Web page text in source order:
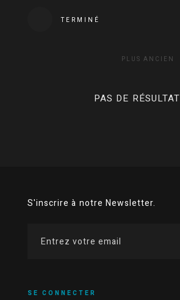
TERMINÉ
PLUS ANCIEN
PAS DE RÉSULTAT
S'inscrire à notre Newsletter.
SE CONNECTER